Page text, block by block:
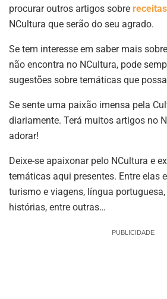
procurar outros artigos sobre receitas
NCultura que serão do seu agrado.
Se tem interesse em saber mais
não encontra no NCultura, pode
sugestões sobre temáticas que
Se sente uma paixão imensa pela
diariamente. Terá muitos artigos no
adorar!
Deixe-se apaixonar pelo NCultura e
temáticas aqui presentes. Entre elas
turismo e viagens, língua
histórias, entre outras…
PUBLICIDADE